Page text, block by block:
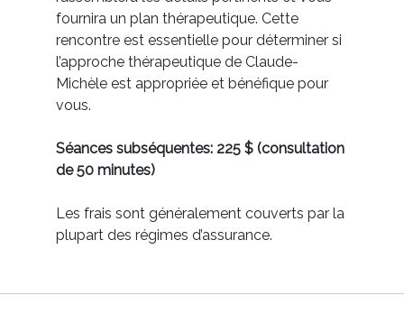
fournira un plan thérapeutique. Cette
rencontre est essentielle pour déterminer si
l’approche thérapeutique de Claude-
Michèle est appropriée et bénéfique pour
vous.
Séances subséquentes: 225 $ (consultation
de 50 minutes)
Les frais sont généralement couverts par la
plupart des régimes d’assurance.